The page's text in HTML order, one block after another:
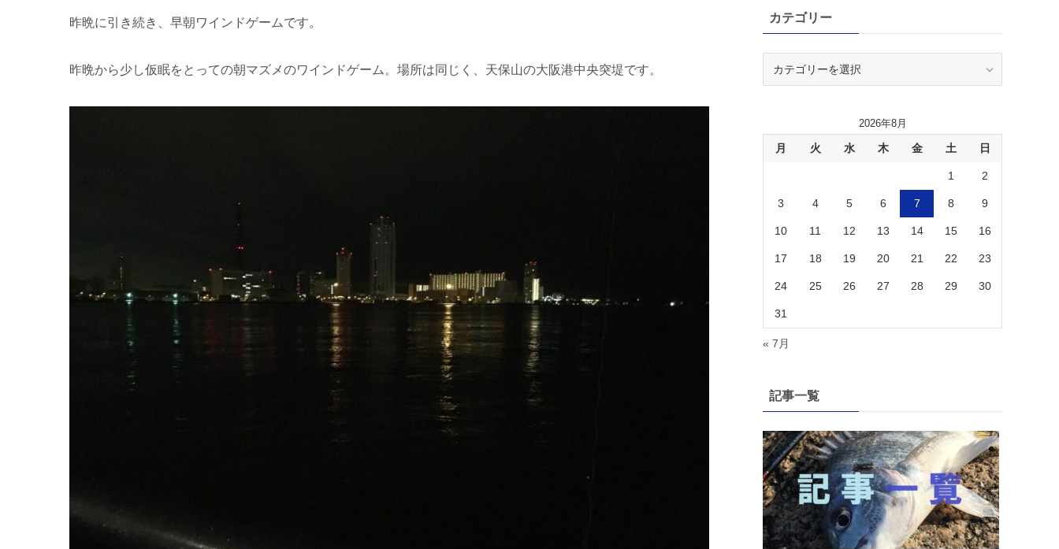
昨晩に引き続き、早朝ワインドゲームです。
昨晩から少し仮眠をとっての朝マズメのワインドゲーム。場所は同じく、天保山の大阪港中央突堤です。
ブカテゴリー
2026年8月
月 火 水 木 金 土 日
1 2
3 4 5 6 7 8 9
10 11 12 13 14 15 16
17 18 19 20 21 22 23
24 25 26 27 28 29 30
31
« 7月
記事一覧